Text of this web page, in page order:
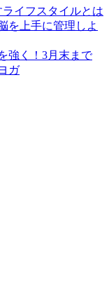
ライフスタイルとは
を上手に管理しよ
強く！3月末まで
ガ